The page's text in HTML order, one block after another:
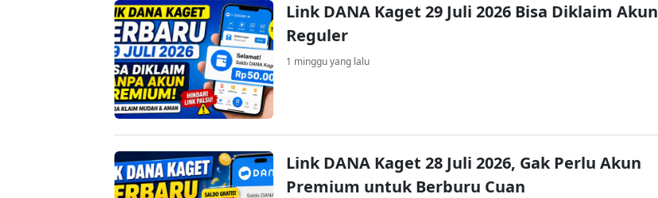
Link DANA Kaget 29 Juli 2026 Bisa Diklaim Akun
Reguler
1 minggu yang lalu
Link DANA Kaget 28 Juli 2026, Gak Perlu Akun
Premium untuk Berburu Cuan